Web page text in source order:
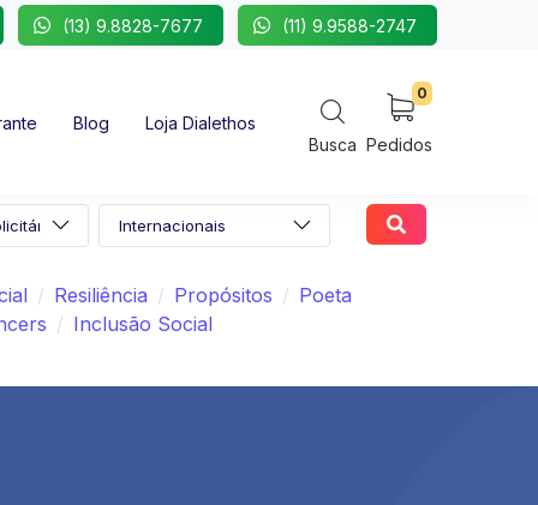
(13) 9.8828-7677 (11) 9.9588-2747
Blog
Loja Dialethos
Busca
0
Pedidos
Resiliência Propósitos
Poeta
Inclusão Social